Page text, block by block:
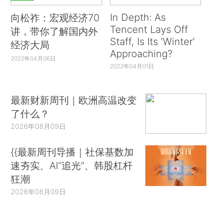
向松祚：宏观经济70
讲，带你了解国内外
经济大局
2022年04月06日
In Depth: As
Tencent Lays Off
Staff, Is Its ‘Winter’
Approaching?
2022年04月01日
最新财新周刊｜欧洲高温改变
了什么？
2026年08月09日
{{最新周刊导播｜社保基数加
速夯实、AI“追光”、韩股杠杆
狂潮
2026年08月09日